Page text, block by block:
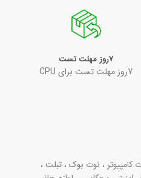
7روز مهلت تست
7روز مهلت تست برای CPU
کامپیوتر ، نوت بوک ، تبلت ،